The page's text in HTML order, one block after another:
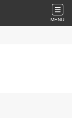
MENU